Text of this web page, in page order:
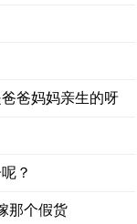
爸妈妈亲生的呀
？
那个假货